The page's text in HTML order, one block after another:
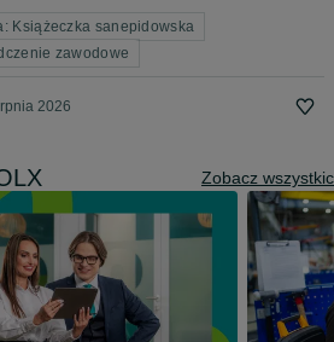
Książeczka sanepidowska
zawodowe
2026
Zobacz